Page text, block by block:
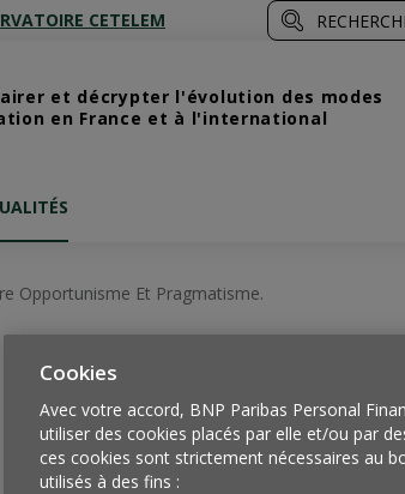
CETELEM
et décrypter l'évolution des modes
en France et à l'international
Opportunisme Et Pragmatisme.
Passer
Cookies
Avec votre accord, BNP Paribas Personal
utiliser des cookies placés par elle et/ou par
ces cookies sont strictement nécessaires au
utilisés à des fins :